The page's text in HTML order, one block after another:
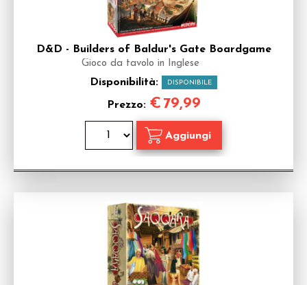
D&D - Builders of Baldur's Gate Boardgame
Gioco da tavolo in Inglese
Disponibilità: DISPONIBILE
Prezzo: € 79,99